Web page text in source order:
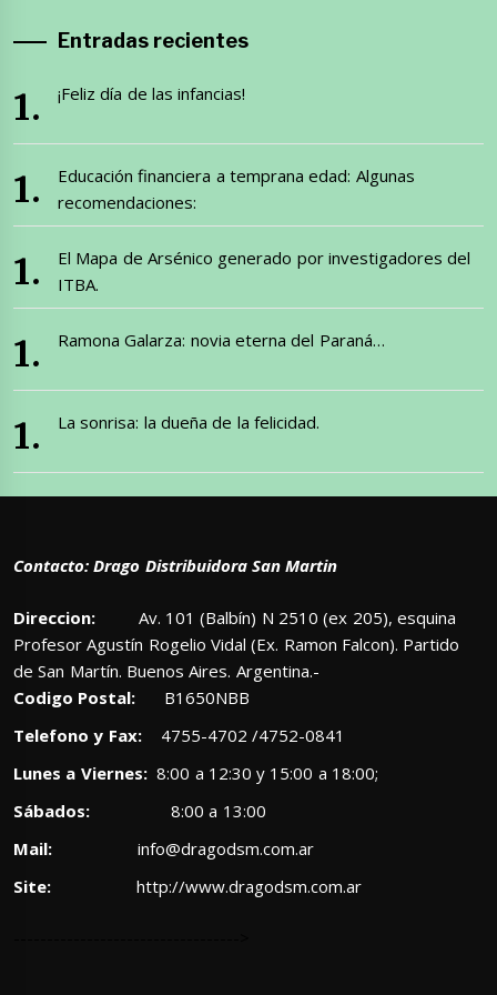
Entradas recientes
¡Feliz día de las infancias!
Educación financiera a temprana edad: Algunas
recomendaciones:
El Mapa de Arsénico generado por investigadores del
ITBA.
Ramona Galarza: novia eterna del Paraná…
La sonrisa: la dueña de la felicidad.
Contacto: Drago Distribuidora San Martin
Direccion: Av. 101 (Balbín) N 2510 (ex 205), esquina
Profesor Agustín Rogelio Vidal (Ex. Ramon Falcon). Partido
de San Martín. Buenos Aires. Argentina.-
Codigo Postal: B1650NBB
Telefono y Fax:4755-4702 /4752-0841
Lunes a Viernes:8:00 a 12:30 y 15:00 a 18:00;
Sábados: 8:00 a 13:00
Mail:
info@dragodsm.com.ar
Site:
http://www.dragodsm.com.ar